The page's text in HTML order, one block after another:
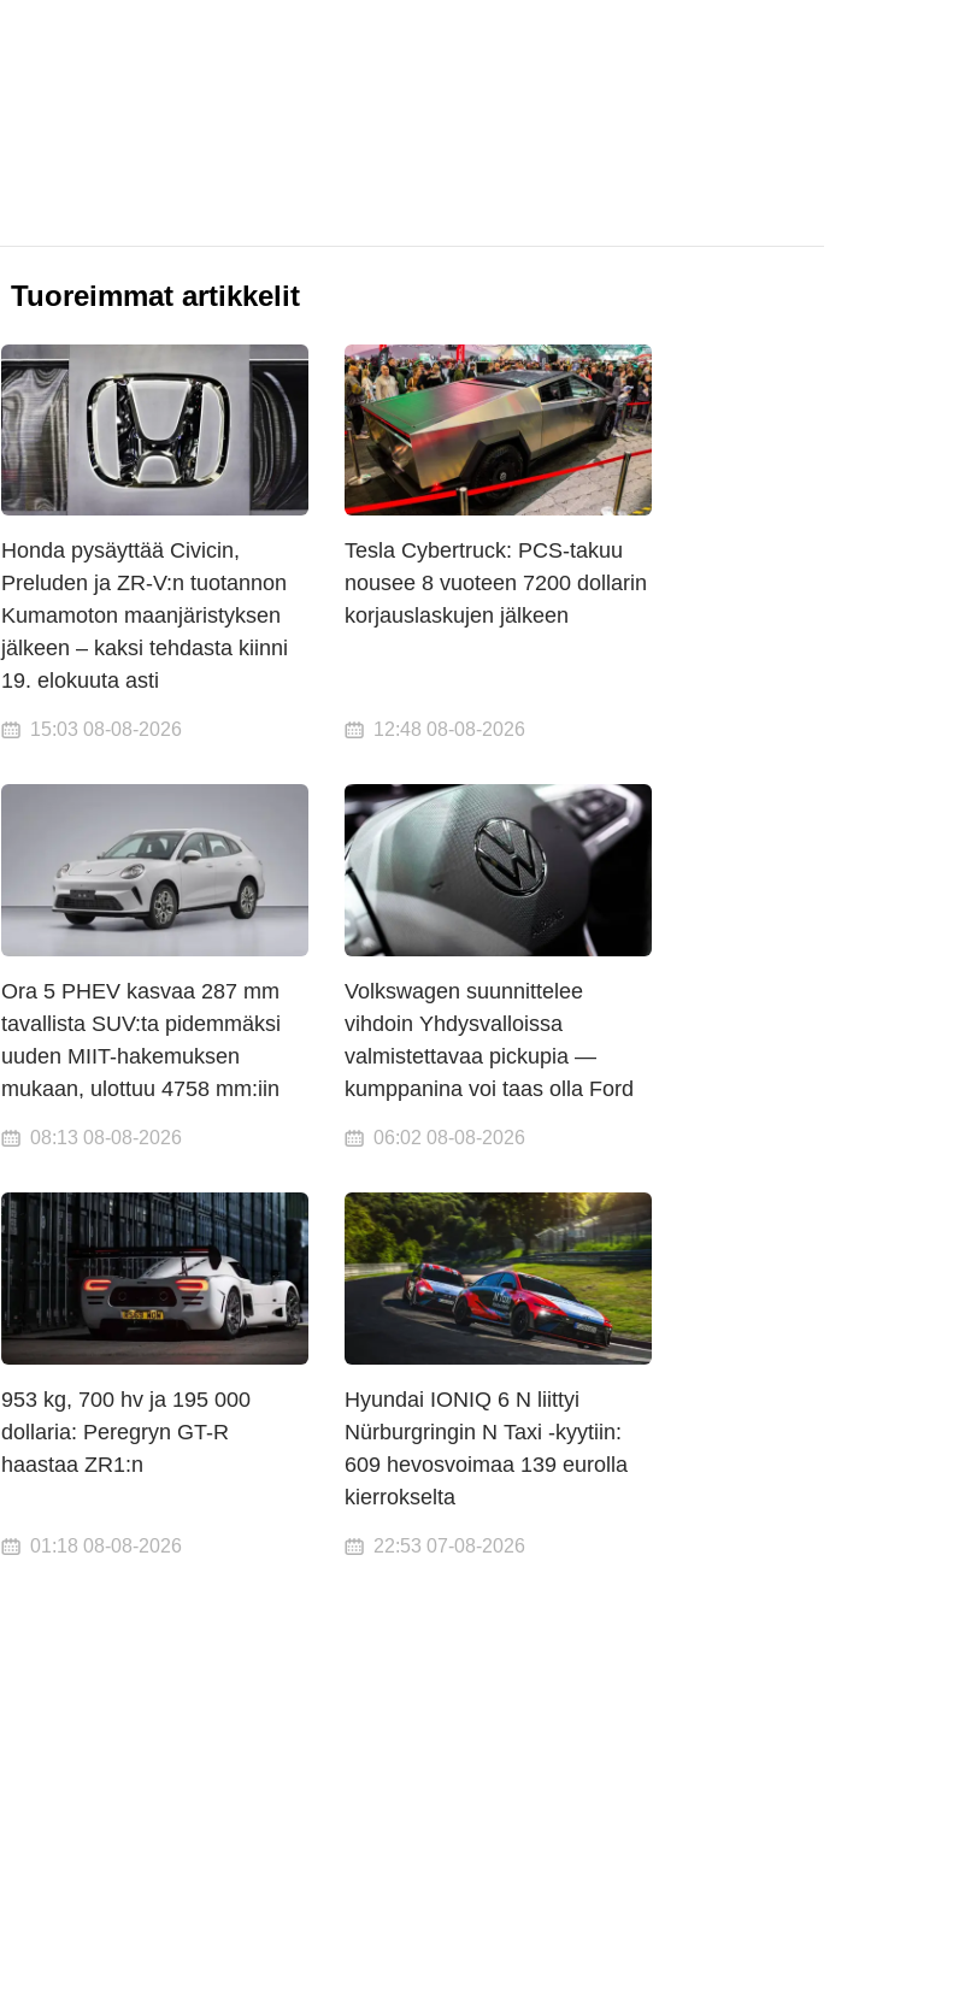
Tuoreimmat artikkelit
Honda pysäyttää Civicin,
Preluden ja ZR-V:n tuotannon
Kumamoton maanjäristyksen
jälkeen – kaksi tehdasta kiinni
19. elokuuta asti
15:03 08-08-2026
Tesla Cybertruck: PCS-takuu
nousee 8 vuoteen 7200 dollarin
korjauslaskujen jälkeen
12:48 08-08-2026
Ora 5 PHEV kasvaa 287 mm
tavallista SUV:ta pidemmäksi
uuden MIIT-hakemuksen
mukaan, ulottuu 4758 mm:iin
08:13 08-08-2026
Volkswagen suunnittelee
vihdoin Yhdysvalloissa
valmistettavaa pickupia —
kumppanina voi taas olla Ford
06:02 08-08-2026
953 kg, 700 hv ja 195 000
dollaria: Peregryn GT-R
haastaa ZR1:n
01:18 08-08-2026
Hyundai IONIQ 6 N liittyi
Nürburgringin N Taxi -kyytiin:
609 hevosvoimaa 139 eurolla
kierrokselta
22:53 07-08-2026